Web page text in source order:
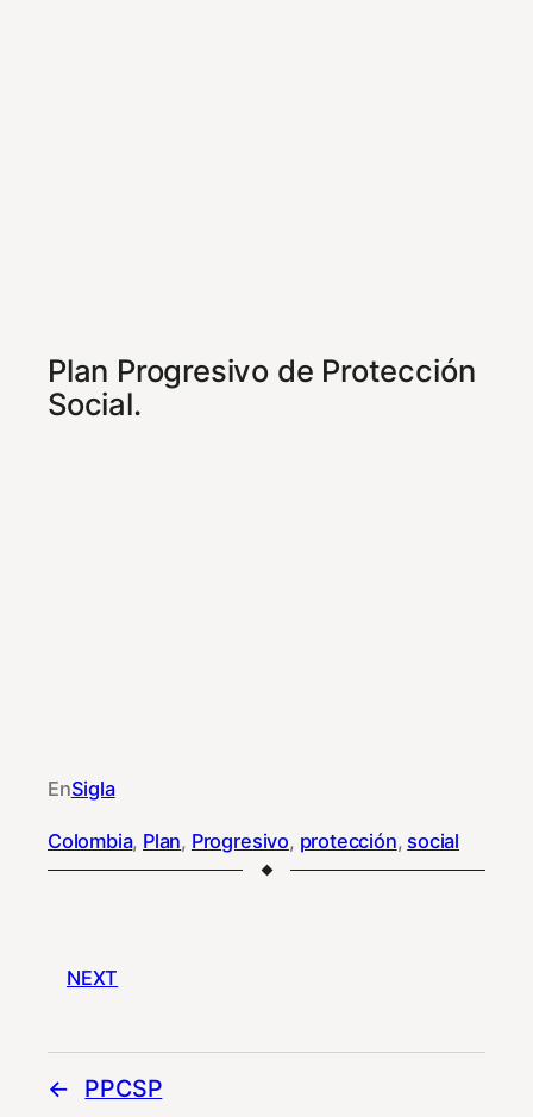
Plan Progresivo de Protección
Social.
EnSigla
Colombia, Plan, Progresivo, protección, social
NEXT
PPCSP